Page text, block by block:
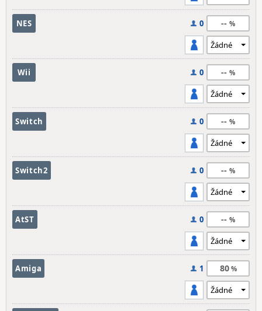
NES 0 --
Wii 0 --
Switch 0 --
Switch2 0 --
AtST 0 --
Amiga 1 80